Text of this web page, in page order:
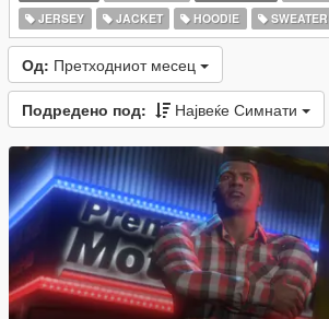
JERSEY
JACKET HOODIE SWEATER
Од: Претходниот месец
Подредено под: Највеќе Симнати